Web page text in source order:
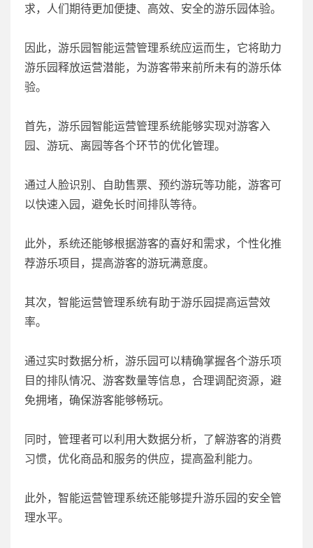
求，人们期待更加便捷、高效、安全的游乐园体验。
因此，游乐园智能运营管理系统应运而生，它将助力
游乐园释放运营潜能，为游客带来前所未有的游乐体
验。
首先，游乐园智能运营管理系统能够实现对游客入
园、游玩、离园等各个环节的优化管理。
通过人脸识别、自助售票、预约游玩等功能，游客可
以快速入园，避免长时间排队等待。
此外，系统还能够根据游客的喜好和需求，个性化推
荐游乐项目，提高游客的游玩满意度。
其次，智能运营管理系统有助于游乐园提高运营效
率。
通过实时数据分析，游乐园可以精确掌握各个游乐项
目的排队情况、游客数量等信息，合理调配资源，避
免拥堵，确保游客能够畅玩。
同时，管理者可以利用大数据分析，了解游客的消费
习惯，优化商品和服务的供应，提高盈利能力。
此外，智能运营管理系统还能够提升游乐园的安全管
理水平。